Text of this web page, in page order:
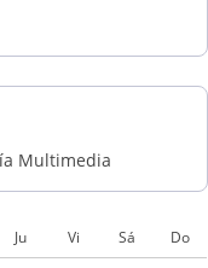
Multimedia
Ju Vi Sá Do